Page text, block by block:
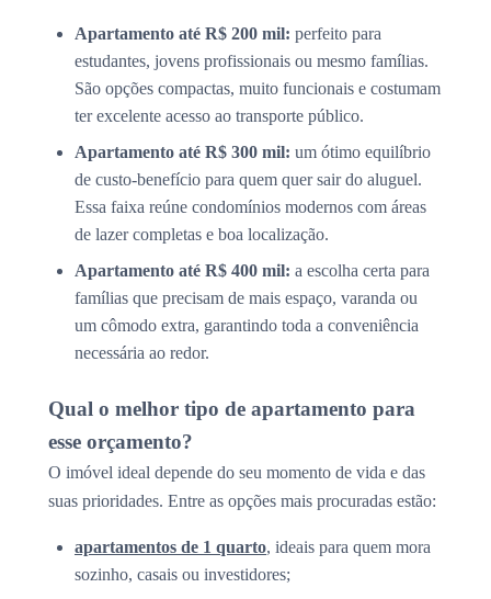
Apartamento até R$ 200 mil: perfeito para
estudantes, jovens profissionais ou mesmo famílias.
São opções compactas, muito funcionais e costumam
ter excelente acesso ao transporte público.
Apartamento até R$ 300 mil: um ótimo equilíbrio
de custo-benefício para quem quer sair do aluguel.
Essa faixa reúne condomínios modernos com áreas
de lazer completas e boa localização.
Apartamento até R$ 400 mil: a escolha certa para
famílias que precisam de mais espaço, varanda ou
um cômodo extra, garantindo toda a conveniência
necessária ao redor.
Qual o melhor tipo de apartamento para
esse orçamento?
O imóvel ideal depende do seu momento de vida e das
suas prioridades. Entre as opções mais procuradas estão:
apartamentos de 1 quarto, ideais para quem mora
sozinho, casais ou investidores;